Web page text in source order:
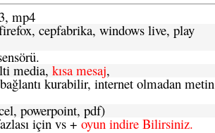
mp4
cepfabrika, windows live, play
media, kısa mesaj,
kurabilir, internet olmadan metin
powerpoint, pdf)
için vs +oyun indire Bilirsiniz.